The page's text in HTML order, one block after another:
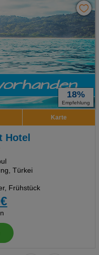
18%
Empfehlung
Karte
Hotel
Türkei
Frühstück